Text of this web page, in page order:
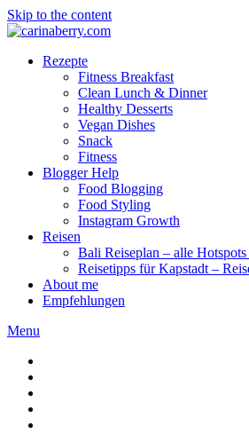
Skip to the content
Rezepte
Fitness Breakfast
Clean Lunch & Dinner
Healthy Desserts
Vegan Dishes
Snack
Fitness
Blogger Help
Food Blogging
Food Styling
Instagram Growth
Reisen
Bali Reiseplan – alle
Reisetipps für Kapstadt –
About me
Empfehlungen
Menu